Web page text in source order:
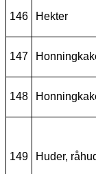
146 Hekter
147
148
149 Huder,